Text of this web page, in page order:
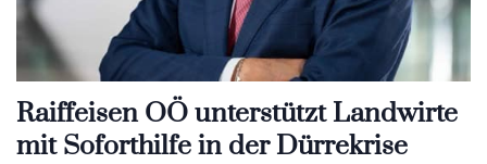
Raiffeisen OÖ unterstützt Landwirte
mit Soforthilfe in der Dürrekrise